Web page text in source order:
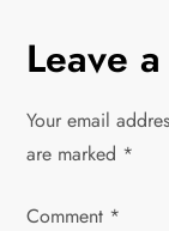
n
a
v
Leave
Your email
are marked *
Comment *